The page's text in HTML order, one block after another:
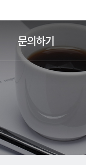
문의하기